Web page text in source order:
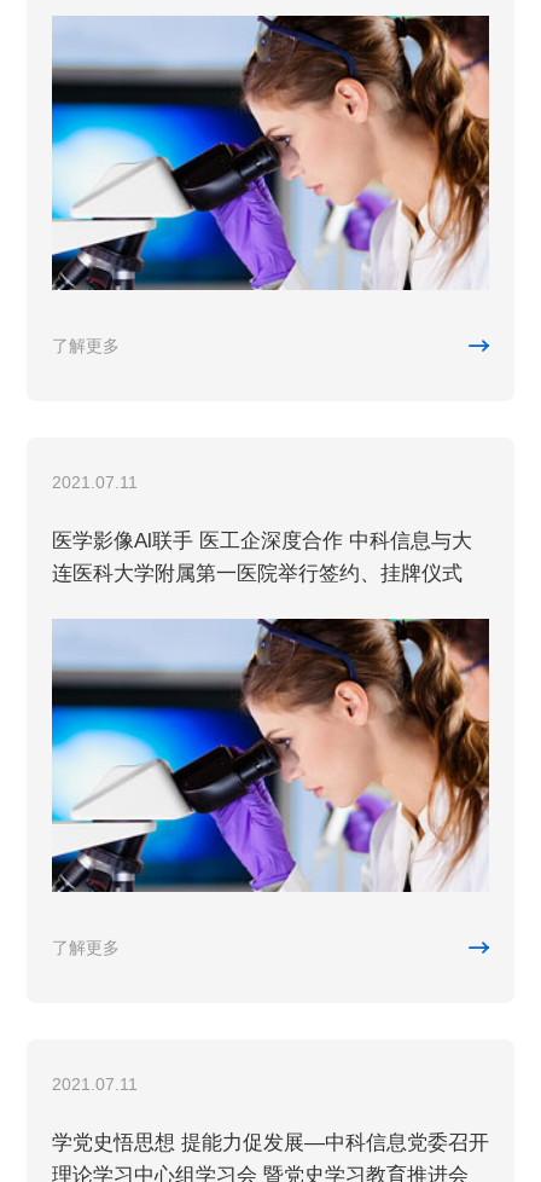
了解更多 
2021.07.11
医学影像Al联手 医工企深度合作 中科信息与大
连医科大学附属第一医院举行签约、挂牌仪式
了解更多 
2021.07.11
学党史悟思想 提能力促发展—中科信息党委召开
理论学习中心组学习会 暨党史学习教育推进会